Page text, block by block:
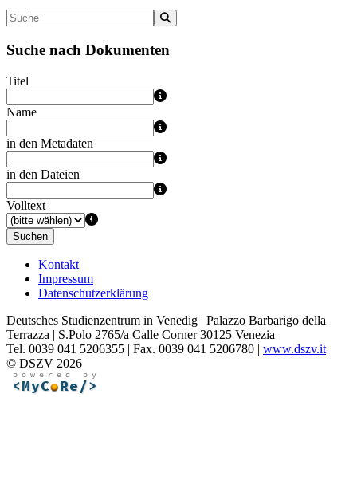
Suche nach Dokumenten
Titel
Name
in den Metadaten
in den Dateien
Volltext
Suchen
Kontakt
Impressum
Datenschutzerklärung
Deutsches Studienzentrum in Venedig | Palazzo Barbarigo della
Terrazza | S.Polo 2765/a Calle Corner 30125 Venezia
Tel. 0039 041 5206355 | Fax. 0039 041 5206780 | www.dszv.it
© DSZV 2026